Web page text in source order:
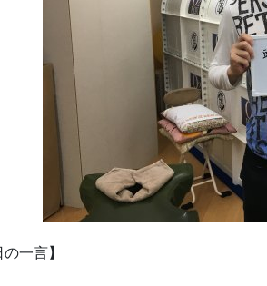
の一言】